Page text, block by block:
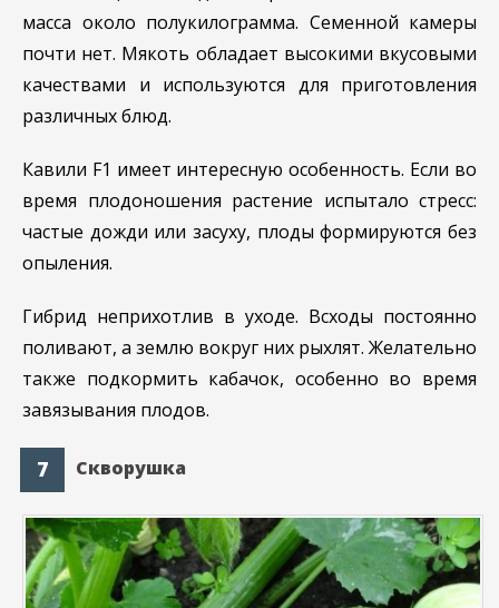
масса около полукилограмма. Семенной камеры
почти нет. Мякоть обладает высокими вкусовыми
качествами и используются для приготовления
различных блюд.
Кавили F1 имеет интересную особенность. Если во
время плодоношения растение испытало стресс:
частые дожди или засуху, плоды формируются без
опыления.
Гибрид неприхотлив в уходе. Всходы постоянно
поливают, а землю вокруг них рыхлят. Желательно
также подкормить кабачок, особенно во время
завязывания плодов.
Скворушка